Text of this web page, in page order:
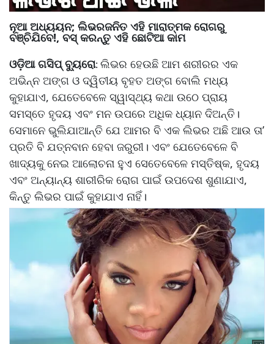
ନୂଆ ଅଧ୍ୟୟନ; ଲିଭରଜନିତ ଏହି ମାରାତ୍ମକ ରୋଗରୁ
ବଞ୍ଚିଯିବେ!, ବସ୍ କରନ୍ତୁ ଏହି ଛୋଟିଆ କାମ
ଓଡ଼ିଆ ଗସିପ୍ ବ୍ୟୁରୋ: ଲିଭର ହେଉଛି ଆମ ଶରୀରର ଏକ
ଅଭିନ୍ନ ଅଙ୍ଗ ଓ ଦ୍ୱିତୀୟ ବୃହତ ଅଙ୍ଗ ବୋଲି ମଧ୍ୟ
କୁହାଯାଏ, ଯେତେବେଳେ ସ୍ୱାସ୍ଥ୍ୟ କଥା ଉଠେ ପ୍ରାୟ
ସମସ୍ତେ ହୃଦୟ ଏବଂ ମନ ଉପରେ ଅଧିକ ଧ୍ୟାନ ଦିଅନ୍ତି।
ସେମାନେ ଭୁଲିଯାଆନ୍ତି ଯେ ଆମର ବି ଏକ ଲିଭର ଅଛି ଆଉ ତା’
ପ୍ରତି ବି ଯତ୍ନବାନ ହେବା ଜରୁରୀ। ଏବଂ ଯେତେବେଳେ ବି
ଖାଦ୍ୟକୁ ନେଇ ଆଲୋଚନା ହୁଏ ସେତେବେଳେ ମସ୍ତିଷ୍କ, ହୃଦୟ
ଏବଂ ଅନ୍ୟାନ୍ୟ ଶାରୀରିକ ରୋଗ ପାଇଁ ଉପଦେଶ ଶୁଣାଯାଏ,
କିନ୍ତୁ ଲିଭର ପାଇଁ କୁହାଯାଏ ନାହିଁ।